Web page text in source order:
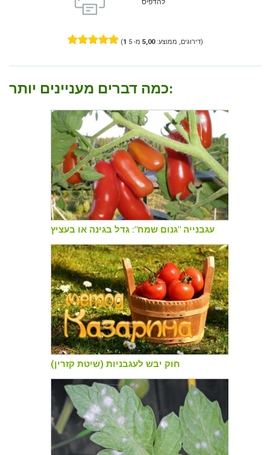
להדפיס
(1 דירוגים, ממוצע:5,00 מ- 5)
כמה דברים מעניינים יותר:
עגבנייה "גנום שמח": גדל בגינה או בעציץ
חוק יבש לעגבניות (שיטת קזרין)